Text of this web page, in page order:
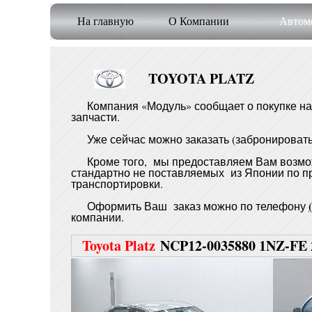
На главную О Компании
TOYOTA PLATZ
Компания «Модуль» сообщает о покупке
запчасти.
Уже сейчас можно заказать
Кроме того, мы предоставляем Вам
стандартно не поставляемых из Японии по
транспортировки.
Оформить Ваш заказ можно по телефону
компании.
Toyota Platz NCP12-0035880 1NZ-